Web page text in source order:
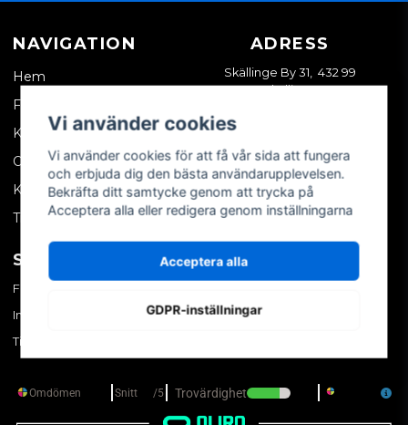
NAVIGATION
Hem
Företagskund
Kontakta oss
Om oss
Köpvillkor
Tips & trix
ADRESS
Skällinge By 31, 432 99
Skällinge
SOCIALA MEDIER
Facebook
Instagram
TikTok
MITT KONTO
Skapa konto
Vi använder cookies
Vi använder cookies för att få vår sida att fungera
och erbjuda dig den bästa användarupplevelsen.
Bekräfta ditt samtycke genom att trycka på
Acceptera alla eller redigera genom inställningarna
Acceptera alla
GDPR-inställningar